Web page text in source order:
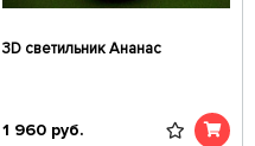
3D светильник Ананас
1 960 руб.